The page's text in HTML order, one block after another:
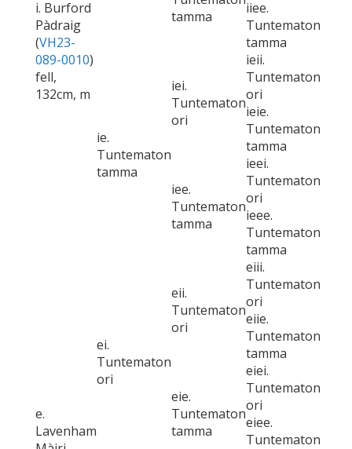
i. Burford
Pàdraig
(VH23-
089-0010)
fell,
132cm, m
tamma
iiee.
Tuntematon
tamma
ie.
Tuntematon
tamma
iei.
Tuntematon
ori
ieii.
Tuntematon
ori
ieie.
Tuntematon
tamma
iee.
Tuntematon
tamma
ieei.
Tuntematon
ori
ieee.
Tuntematon
tamma
e.
Lavenham
ei.
Tuntematon
ori
eii.
Tuntematon
ori
eiii.
Tuntematon
ori
eiie.
Tuntematon
tamma
eie.
Tuntematon
tamma
eiei.
Tuntematon
ori
eiee.
Tuntematon